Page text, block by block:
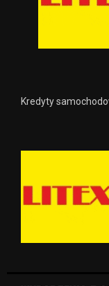
Kredyty